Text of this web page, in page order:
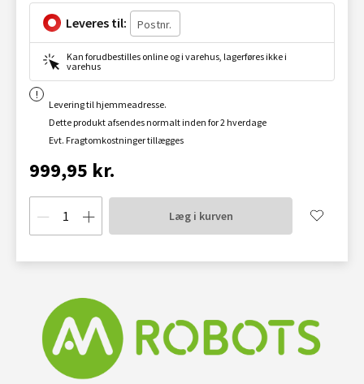
Leveres til:
Kan forudbestilles online og i varehus, lagerføres ikke i
varehus
Levering til hjemmeadresse.
Dette produkt afsendes normalt inden for 2 hverdage
Evt. Fragtomkostninger tillægges
999,95 kr.
Læg i kurven